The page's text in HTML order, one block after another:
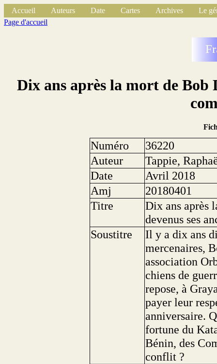
Accueil Auteurs Date Cartes Archives
Le
Page d'accueil
Dix ans après la mort de Bob
Numéro
36220
Auteur
Tappie,
Date
Avril 2018
Amj
20180401
Titre
Dix ans après
devenus ses
Soustitre
Il y a dix ans
mercenaires,
association
chiens de
repose, à
payer leur
anniversaire.
fortune du
Bénin, des
conflit ?